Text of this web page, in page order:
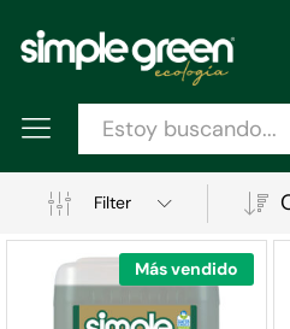
Filter
Más vendido